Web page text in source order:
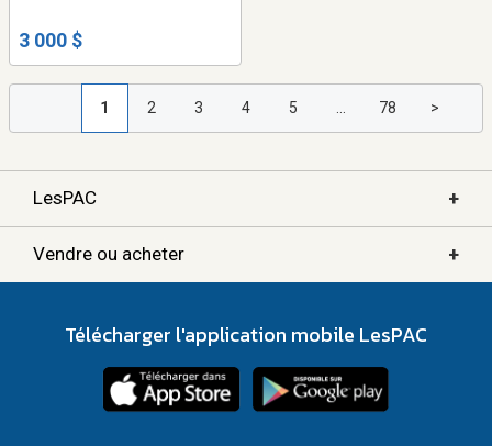
3 000 $
1 2 3 4 5 ... 78 >
LesPAC +
Vendre ou acheter +
Télécharger l'application mobile LesPAC